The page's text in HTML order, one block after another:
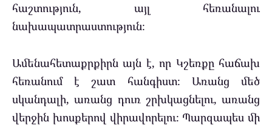
հաշտություն, այլ հեռանալու
նախապատրաստություն։
Ամենահետաքրքիրն այն է, որ Կշեռքը հաճախ
հեռանում է շատ հանգիստ։ Առանց մեծ
սկանդալի, առանց դուռ շրխկացնելու, առանց
վերջին խոսքերով վիրավորելու։ Պարզապես մի